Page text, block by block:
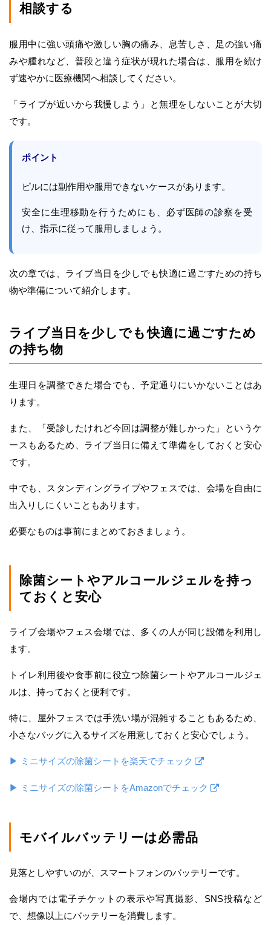
相談する
服用中に強い頭痛や激しい胸の痛み、息苦しさ、足の強い痛
みや腫れなど、普段と違う症状が現れた場合は、服用を続け
ず速やかに医療機関へ相談してください。
「ライブが近いから我慢しよう」と無理をしないことが大切
です。
ポイント
ピルには副作用や服用できないケースがあります。
安全に生理移動を行うためにも、必ず医師の診察を受
け、指示に従って服用しましょう。
次の章では、ライブ当日を少しでも快適に過ごすための持ち
物や準備について紹介します。
ライブ当日を少しでも快適に過ごすため
の持ち物
生理日を調整できた場合でも、予定通りにいかないことはあ
ります。
また、「受診したけれど今回は調整が難しかった」というケ
ースもあるため、ライブ当日に備えて準備をしておくと安心
です。
中でも、スタンディングライブやフェスでは、会場を自由に
出入りしにくいこともあります。
必要なものは事前にまとめておきましょう。
除菌シートやアルコールジェルを持っ
ておくと安心
ライブ会場やフェス会場では、多くの人が同じ設備を利用し
ます。
トイレ利用後や食事前に役立つ除菌シートやアルコールジェ
ルは、持っておくと便利です。
特に、屋外フェスでは手洗い場が混雑することもあるため、
小さなバッグに入るサイズを用意しておくと安心でしょう。
▶ ミニサイズの除菌シートを楽天でチェック
▶ ミニサイズの除菌シートをAmazonでチェック
モバイルバッテリーは必需品
見落としやすいのが、スマートフォンのバッテリーです。
会場内では電子チケットの表示や写真撮影、SNS投稿など
で、想像以上にバッテリーを消費します。